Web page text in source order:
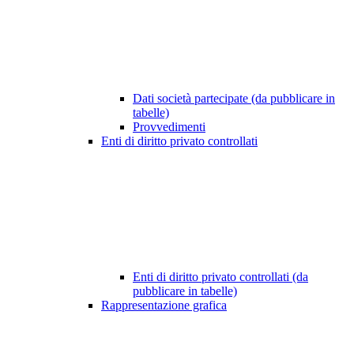
Dati società partecipate (da pubblicare in
tabelle)
Provvedimenti
Enti di diritto privato controllati
Enti di diritto privato controllati (da
pubblicare in tabelle)
Rappresentazione grafica